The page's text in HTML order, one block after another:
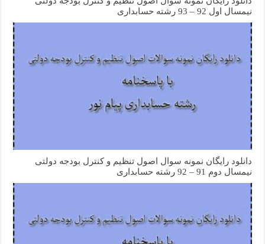
نیمسال اول 92 – 93 رشته حسابداری
دانلود رایگان نمونه سوال اصول تنظیم و کنترل بودجه دولتی
نیمسال دوم 91 – 92 رشته حسابداری